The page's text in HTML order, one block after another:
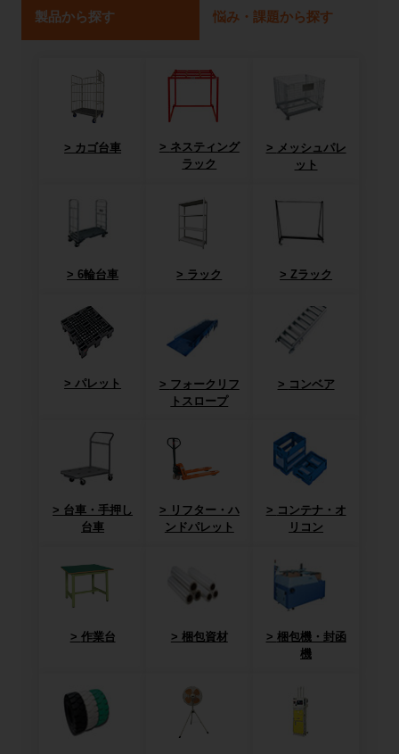
製品から探す 悩み・課題から探す
カゴ台車
ネスティング
ラック
メッシュパレ
ット
6輪台車 ラック Zラック
パレット
フォークリフ
トスロープ
コンベア
台車・手押し
台車
リフター・ハ
ンドパレット
コンテナ・オ
リコン
作業台 梱包資材
梱包機・封函
機